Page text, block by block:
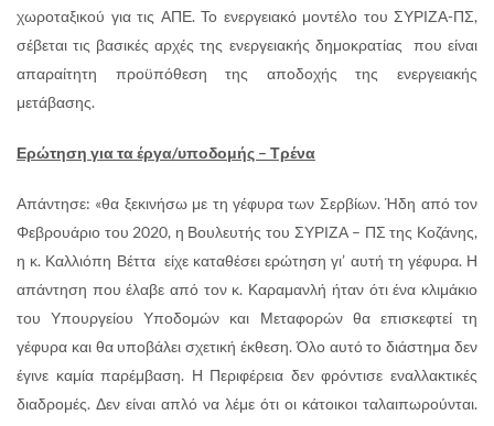
χωροταξικού για τις ΑΠΕ. Το ενεργειακό μοντέλο του ΣΥΡΙΖΑ-ΠΣ,
σέβεται τις βασικές αρχές της ενεργειακής δημοκρατίας που είναι
απαραίτητη προϋπόθεση της αποδοχής της ενεργειακής
μετάβασης.
Ερώτηση για τα έργα/υποδομής – Τρένα
Απάντησε: «θα ξεκινήσω με τη γέφυρα των Σερβίων. Ήδη από τον
Φεβρουάριο του 2020, η Βουλευτής του ΣΥΡΙΖΑ – ΠΣ της Κοζάνης,
η κ. Καλλιόπη Βέττα είχε καταθέσει ερώτηση γι’ αυτή τη γέφυρα. Η
απάντηση που έλαβε από τον κ. Καραμανλή ήταν ότι ένα κλιμάκιο
του Υπουργείου Υποδομών και Μεταφορών θα επισκεφτεί τη
γέφυρα και θα υποβάλει σχετική έκθεση. Όλο αυτό το διάστημα δεν
έγινε καμία παρέμβαση. Η Περιφέρεια δεν φρόντισε εναλλακτικές
διαδρομές. Δεν είναι απλό να λέμε ότι οι κάτοικοι ταλαιπωρούνται.